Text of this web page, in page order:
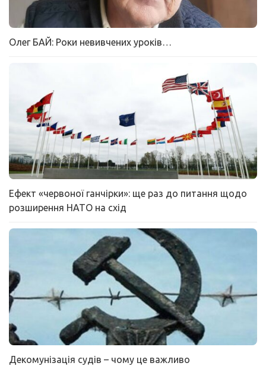
Олег БАЙ: Роки невивчених уроків…
Ефект «червоної ганчірки»: ще раз до питання щодо
розширення НАТО на схід
Декомунізація судів – чому це важливо